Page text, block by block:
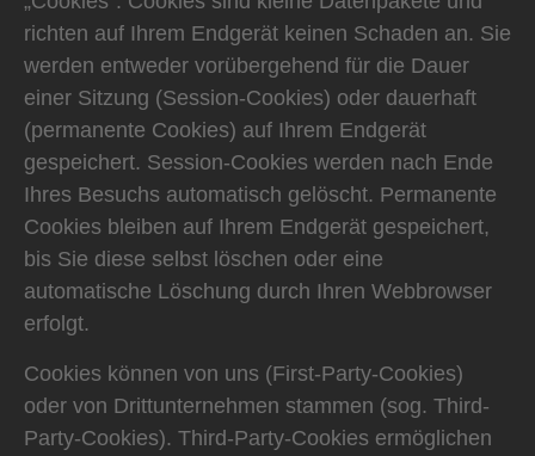
richten auf Ihrem Endgerät keinen Schaden an. Sie
werden entweder vorübergehend für die Dauer
einer Sitzung (Session-Cookies) oder dauerhaft
(permanente Cookies) auf Ihrem Endgerät
gespeichert. Session-Cookies werden nach Ende
Ihres Besuchs automatisch gelöscht. Permanente
Cookies bleiben auf Ihrem Endgerät gespeichert,
bis Sie diese selbst löschen oder eine
automatische Löschung durch Ihren Webbrowser
erfolgt.
Cookies können von uns (First-Party-Cookies)
oder von Drittunternehmen stammen (sog. Third-
Party-Cookies). Third-Party-Cookies ermöglichen